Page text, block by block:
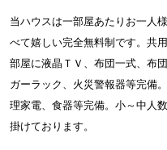
当ハウスは一部屋あたりお一人
べて嬉しい完全無料制です。共
部屋に液晶ＴＶ、布団一式、布
ガーラック、火災警報器等完備
理家電、食器等完備。小～中人
掛けております。